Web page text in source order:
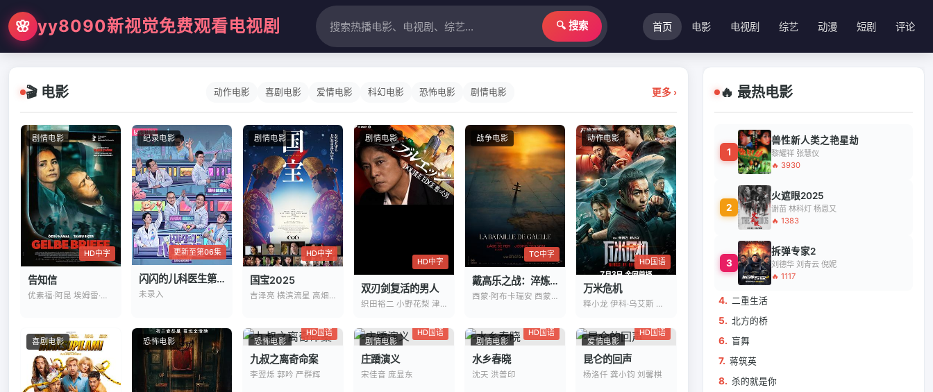
🌸 yy8090新视觉免费观看电视剧 🔍 搜索 首页 电影 电视剧 综艺 动漫 短剧 评论
🎬 电影 动作电影 喜剧电影 爱情电影 科幻电影 恐怖电影 剧情电影 更多 ›
剧情电影
HD中字
告知信
优素福·阿昆 埃姆雷·巴卡尔
纪录电影
更新至第06集
闪闪的儿科医生第四季
未录入
剧情电影
HD中字
国宝2025
吉泽亮 横滨流星 高畑充希
剧情电影
HD中字
双刃剑复活的男人
织田裕二 小野花梨 津田健次郎
战争电影
TC中字
戴高乐之战：淬炼时代
西蒙·阿布卡瑞安 西蒙·拉塞尔·比尔
动作电影
HD国语
万米危机
释小龙 伊科·乌艾斯 屈菁菁
喜剧电影 恐怖电影 恐怖电影
HD国语
九叔之离奇命案
李翌烁 郭吟 严群辉
剧情电影
HD国语
庄蹻演义
宋佳音 庞显东
剧情电影
HD国语
水乡春晓
沈天 洪普印
爱情电影
HD国语
昆仑的回声
杨洛仟 龚小钧 刘馨棋
🔥 最热电影
1
兽性新人类之艳星劫
黎耀祥 张慧仪
🔥 3930
2
火遮眼2025
谢苗 林科灯 杨恩又
🔥 1383
3
拆弹专家2
刘德华 刘青云 倪妮
🔥 1117
4. 二重生活
5. 北方的桥
6. 盲舞
7. 蒋筑英
8. 杀的就是你